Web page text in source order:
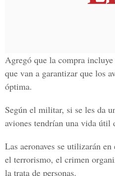
Agregó que la compra
que van a garantizar que los
óptima.
Según el militar, si se les da
aviones tendrían una vida útil
Las aeronaves se utilizarán
el terrorismo, el crimen
la trata de personas.